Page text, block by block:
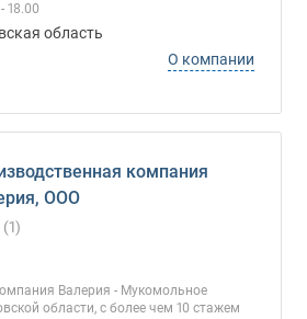
18.00
область
О компании
компания
ООО
отзывов у компании всего и
(1)
Валерия - Мукомольное
области, с более чем 10 стажем